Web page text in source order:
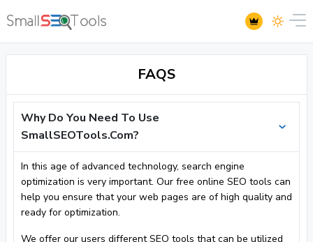
FAQS
Why Do You Need To Use
SmallSEOTools.Com?
In this age of advanced technology, search engine
optimization is very important. Our free online SEO tools can
help you ensure that your web pages are of high quality and
ready for optimization.
We offer our users different SEO tools that can be utilized